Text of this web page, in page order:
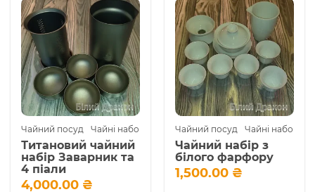
Чайний посуд Чайні набори
Титановий чайний
набір Заварник та
4 піали
4,000.00 ₴
Чайний посуд Чайні набори
Чайний набір з
білого фарфору
1,500.00 ₴